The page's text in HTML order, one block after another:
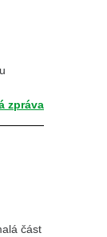
zpráva
část